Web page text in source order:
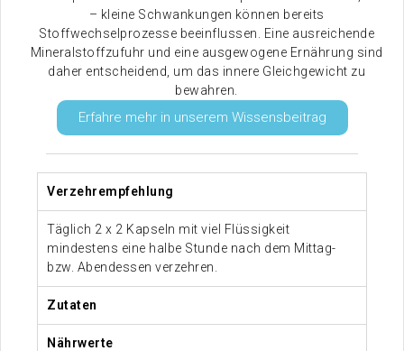
– kleine Schwankungen können bereits
Stoffwechselprozesse beeinflussen. Eine ausreichende
Mineralstoffzufuhr und eine ausgewogene Ernährung sind
daher entscheidend, um das innere Gleichgewicht zu
bewahren.
Erfahre mehr in unserem Wissensbeitrag
Verzehrempfehlung
Täglich 2 x 2 Kapseln mit viel Flüssigkeit
mindestens eine halbe Stunde nach dem Mittag-
bzw. Abendessen verzehren.
Zutaten
Nährwerte